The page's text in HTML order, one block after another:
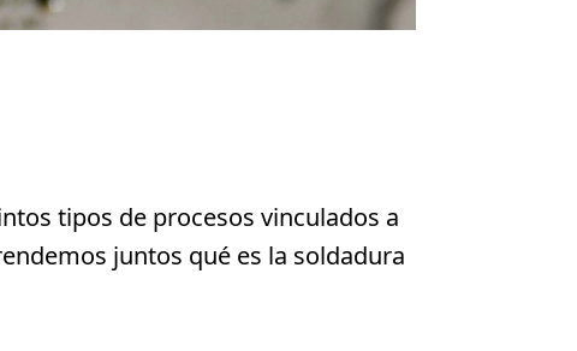
tipos de procesos vinculados a
juntos qué es la soldadura